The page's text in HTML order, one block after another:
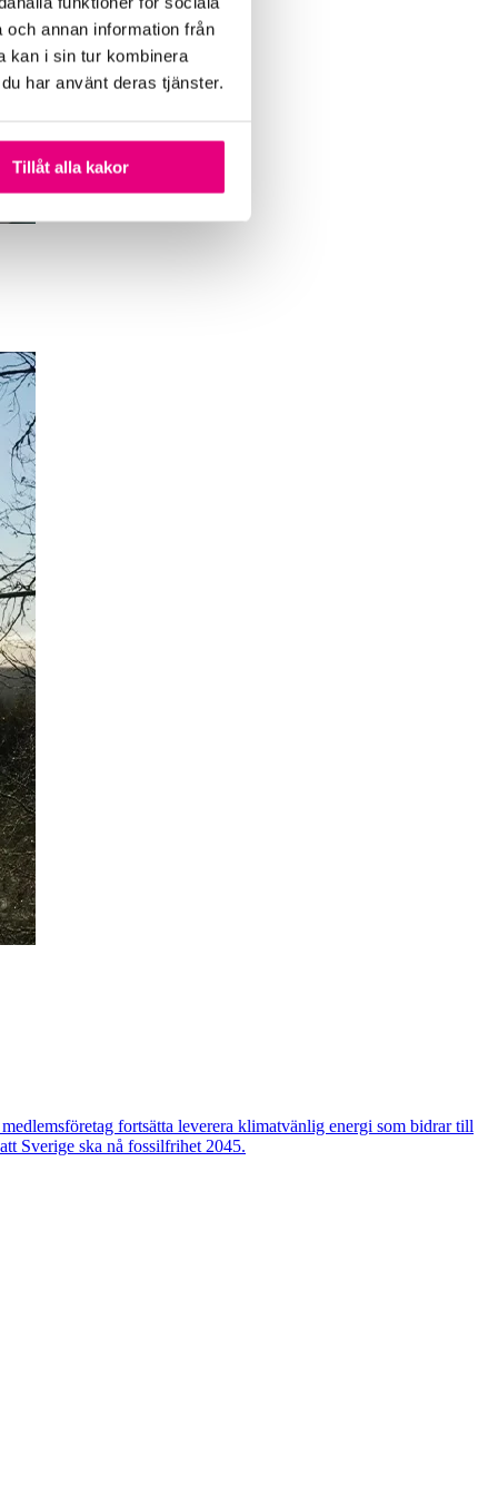
annan information från
kan i sin tur kombinera
har använt deras tjänster.
Tillåt alla kakor
fortsätta leverera klimatvänlig energi som bidrar till
Sverige ska nå fossilfrihet 2045.